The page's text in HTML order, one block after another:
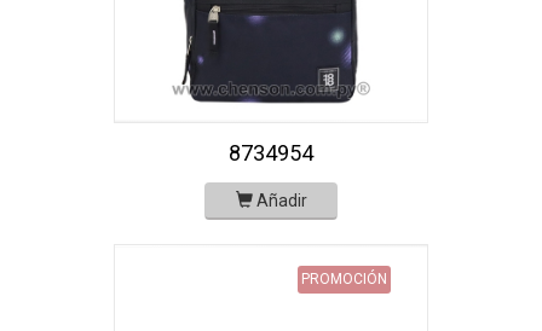
8734954
Añadir
PROMOCIÓN